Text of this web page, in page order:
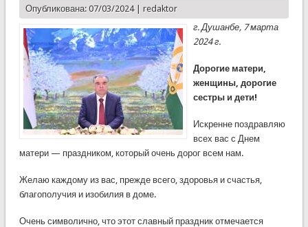
Опубликована: 07/03/2024 | redaktor
г. Душанбе, 7 марта
2024 г.
Дорогие матери,
женщины, дорогие
сестры и дети!
Искренне поздравляю
всех вас с Днем
матери — праздником, который очень дорог всем нам.
Желаю каждому из вас, прежде всего, здоровья и счастья,
благополучия и изобилия в доме.
Очень символично, что этот славный праздник отмечается